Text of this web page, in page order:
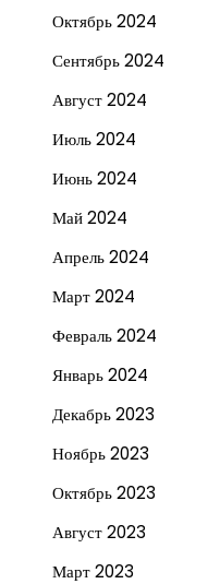
Октябрь 2024
Сентябрь 2024
Август 2024
Июль 2024
Июнь 2024
Май 2024
Апрель 2024
Март 2024
Февраль 2024
Январь 2024
Декабрь 2023
Ноябрь 2023
Октябрь 2023
Август 2023
Март 2023